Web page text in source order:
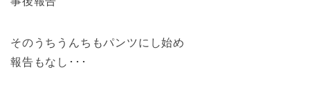
そのうちうんちもパンツにし始め
報告もなし･･･